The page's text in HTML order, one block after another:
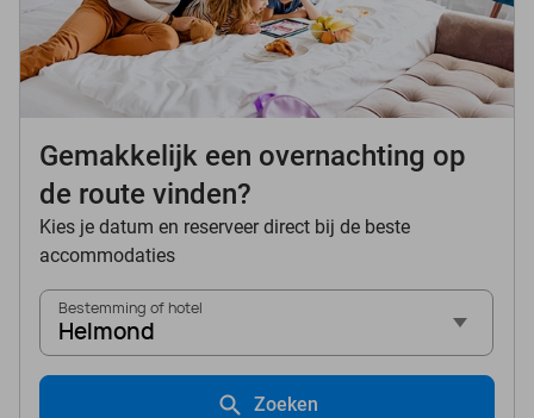
Gemakkelijk een overnachting op
de route vinden?
Kies je datum en reserveer direct bij de beste
accommodaties
Bestemming of hotel
Helmond
Zoeken